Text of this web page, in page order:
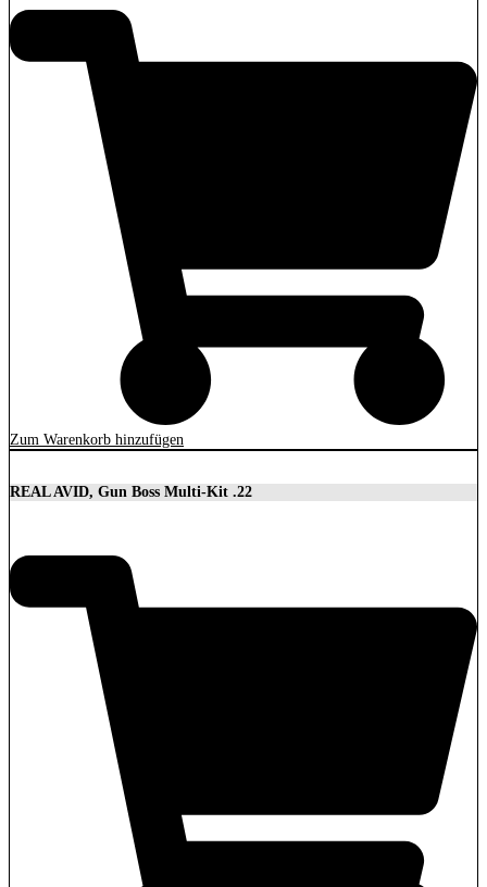
Zum Warenkorb hinzufügen
REAL AVID, Gun Boss Multi-Kit .22